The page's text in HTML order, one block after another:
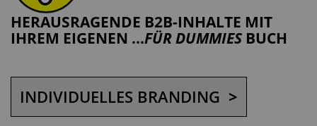
HERAUSRAGENDE B2B-INHALTE MIT
IHREM EIGENEN ...FÜR DUMMIES BUCH
INDIVIDUELLES BRANDING >